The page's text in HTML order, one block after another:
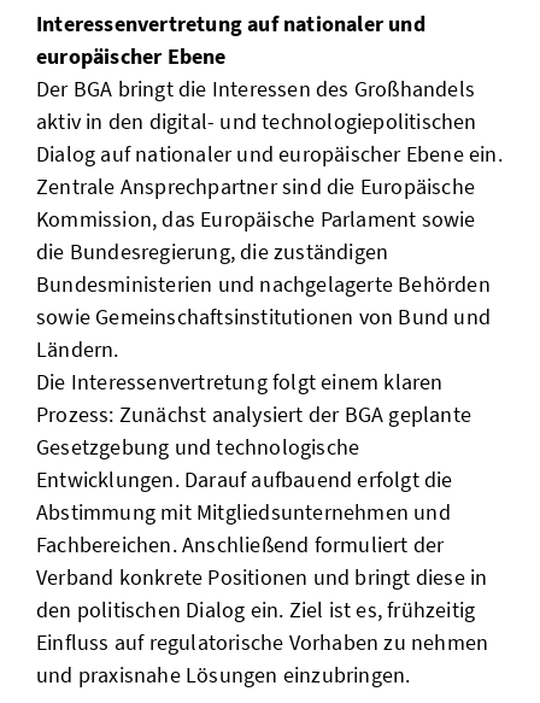
Interessenvertretung auf nationaler und
europäischer Ebene
Der BGA bringt die Interessen des Großhandels
aktiv in den digital- und technologiepolitischen
Dialog auf nationaler und europäischer Ebene ein.
Zentrale Ansprechpartner sind die Europäische
Kommission, das Europäische Parlament sowie
die Bundesregierung, die zuständigen
Bundesministerien und nachgelagerte Behörden
sowie Gemeinschaftsinstitutionen von Bund und
Ländern.
Die Interessenvertretung folgt einem klaren
Prozess: Zunächst analysiert der BGA geplante
Gesetzgebung und technologische
Entwicklungen. Darauf aufbauend erfolgt die
Abstimmung mit Mitgliedsunternehmen und
Fachbereichen. Anschließend formuliert der
Verband konkrete Positionen und bringt diese in
den politischen Dialog ein. Ziel ist es, frühzeitig
Einfluss auf regulatorische Vorhaben zu nehmen
und praxisnahe Lösungen einzubringen.